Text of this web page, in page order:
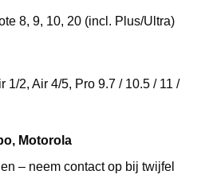
8, 9, 10, 20 (incl. Plus/Ultra)
1/2, Air 4/5, Pro 9.7 / 10.5 / 11 /
Motorola
– neem contact op bij twijfel